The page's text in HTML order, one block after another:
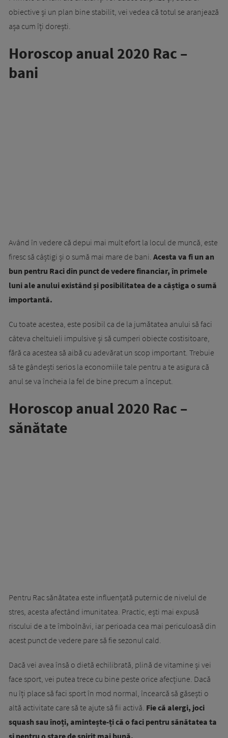
obiective și un plan bine stabilit, vei vedea că totul se aranjează
așa cum îți dorești.
Horoscop anual 2020 Rac –
bani
Având în vedere că depui mai mult efort la locul de muncă, este
firesc să câștigi și o sumă mai mare de bani. Acesta va fi un an
bun pentru Raci din punct de vedere financiar, în primele
luni ale anului existând și posibilitatea de a câștiga o sumă
importantă.
Cu toate acestea, este posibil ca de la jumătatea anului să faci
câteva cheltuieli impulsive și să cumperi obiecte costisitoare,
fără ca acestea să aibă cu adevărat un scop important. Trebuie
să te gândești serios la economiile tale pentru a te asigura că
anul se va încheia la fel de bine precum a început.
Horoscop anual 2020 Rac –
sănătate
Pentru Rac sănătatea este influențată puternic de nivelul de
stres, acesta afectând imunitatea. Practic, ești mai expusă
riscului de a te îmbolnăvi, iar perioada cea mai periculoasă din
acest punct de vedere pare să fie sezonul cald.
Dacă vei avea însă o dietă echilibrată, plină de vitamine și vei
face sport, vei putea trece cu bine peste orice afecțiune. Dacă
nu îți place să faci sport în mod normal, încearcă să găsești o
altă activitate care să te ajute să fii activă. Fie că alergi, joci
squash sau înoți, amintește-ți că o faci pentru sănătatea ta